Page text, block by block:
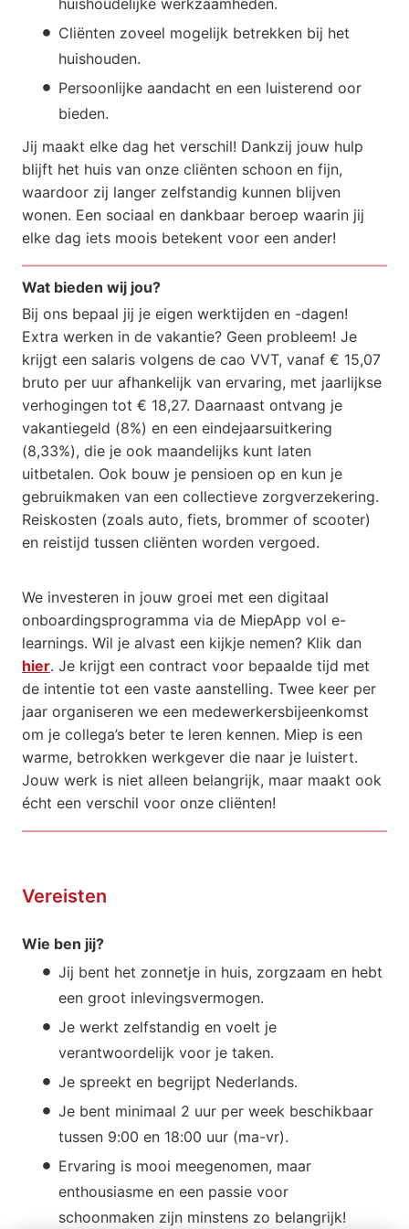
Cliënten zoveel mogelijk betrekken bij het
huishouden.
Persoonlijke aandacht en een luisterend oor
bieden.
Jij maakt elke dag het verschil! Dankzij jouw hulp
blijft het huis van onze cliënten schoon en fijn,
waardoor zij langer zelfstandig kunnen blijven
wonen. Een sociaal en dankbaar beroep waarin jij
elke dag iets moois betekent voor een ander!
Wat bieden wij jou?
Bij ons bepaal jij je eigen werktijden en -dagen!
Extra werken in de vakantie? Geen probleem! Je
krijgt een salaris volgens de cao VVT, vanaf € 15,07
bruto per uur afhankelijk van ervaring, met jaarlijkse
verhogingen tot € 18,27. Daarnaast ontvang je
vakantiegeld (8%) en een eindejaarsuitkering
(8,33%), die je ook maandelijks kunt laten
uitbetalen. Ook bouw je pensioen op en kun je
gebruikmaken van een collectieve zorgverzekering.
Reiskosten (zoals auto, fiets, brommer of scooter)
en reistijd tussen cliënten worden vergoed.
We investeren in jouw groei met een digitaal
onboardingsprogramma via de MiepApp vol e-
learnings. Wil je alvast een kijkje nemen? Klik dan
hier. Je krijgt een contract voor bepaalde tijd met
de intentie tot een vaste aanstelling. Twee keer per
jaar organiseren we een medewerkersbijeenkomst
om je collega’s beter te leren kennen. Miep is een
warme, betrokken werkgever die naar je luistert.
Jouw werk is niet alleen belangrijk, maar maakt ook
écht een verschil voor onze cliënten!
Vereisten
Wie ben jij?
Jij bent het zonnetje in huis, zorgzaam en hebt
een groot inlevingsvermogen.
Je werkt zelfstandig en voelt je
verantwoordelijk voor je taken.
Je spreekt en begrijpt Nederlands.
Je bent minimaal 2 uur per week beschikbaar
tussen 9:00 en 18:00 uur (ma-vr).
Ervaring is mooi meegenomen, maar
enthousiasme en een passie voor
schoonmaken zijn minstens zo belangrijk!